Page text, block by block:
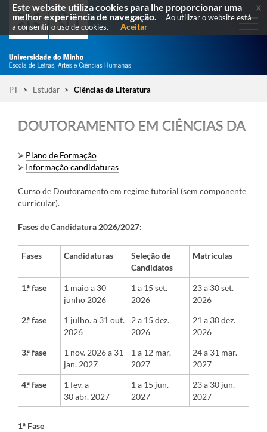
PT > Estudar > Ciências da Literatura
DOUTORAMENTO EM CIÊNCIAS DA
⮚ Plano de Formação
⮚ Informação candidaturas
Curso de Doutoramento em regime tutorial (sem componente
curricular)​.​​
Fases de Candidatura 2026/2027:
Fases Candidaturas
Seleção de
Candidatos
Matrículas​
1.ª fase
1 maio a 30
junho 2026
​1 a 15 set.
2026
​23 a 30 set.
2026
2.ª fase
1 julho. a 31 out.
2026
​2 a 15 dez.
2026
​21 a 30 dez.
2026
3.ª fase
1 nov. 2026 a 31
jan. 2027
​1 a 12 mar.
2027
24 a 31 mar.
2027
4.ª fase
1 fev. a
30 abr. 2027
​1 a 15 jun.
2027
23 a 30 jun.
2027
1ª Fase
Este website utiliza cookies para lhe proporcionar uma
melhor experiência de navegação.
Ao utilizar o website está
a consentir o uso de cookies.
Aceitar
x